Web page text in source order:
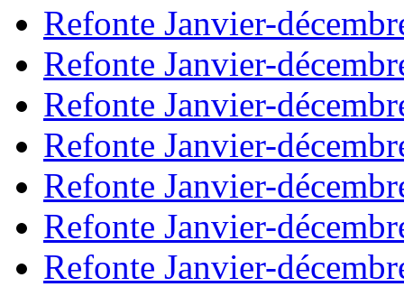
Refonte Janvier-
Refonte Janvier-
Refonte Janvier-
Refonte Janvier-
Refonte Janvier-
Refonte Janvier-
Refonte Janvier-